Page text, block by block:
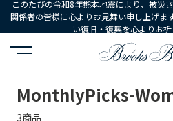
このたびの令和8年熊本地震により、被災
関係者の皆様に心よりお見舞い申し上げま
い復旧・復興を心よりお祈
HOME MonthlyPicks-Women-Vol2-05
MonthlyPicks-
3商品